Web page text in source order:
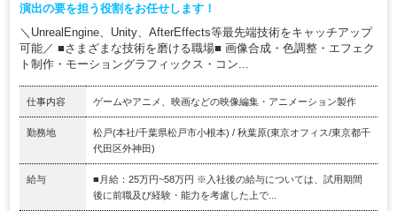
演出の要を担う役割をお任せします！
＼UnrealEngine、Unity、AfterEffects等最先端技術をキャッチアップ
可能／ ■さまざまな技術を磨ける職場■ 画像合成・色調整・エフェク
ト制作・モーショングラフィックス・コン...
仕事内容 ゲームやアニメ、映画などの映像編集・アニメーション製作
勤務地
松戸(本社/千葉県松戸市小根本) / 秋葉原(東京オフィス/東京都千
代田区外神田)
給与
■月給：25万円~58万円 ※入社後の給与については、試用期間
後に前職及び経験・能力を考慮した上で...